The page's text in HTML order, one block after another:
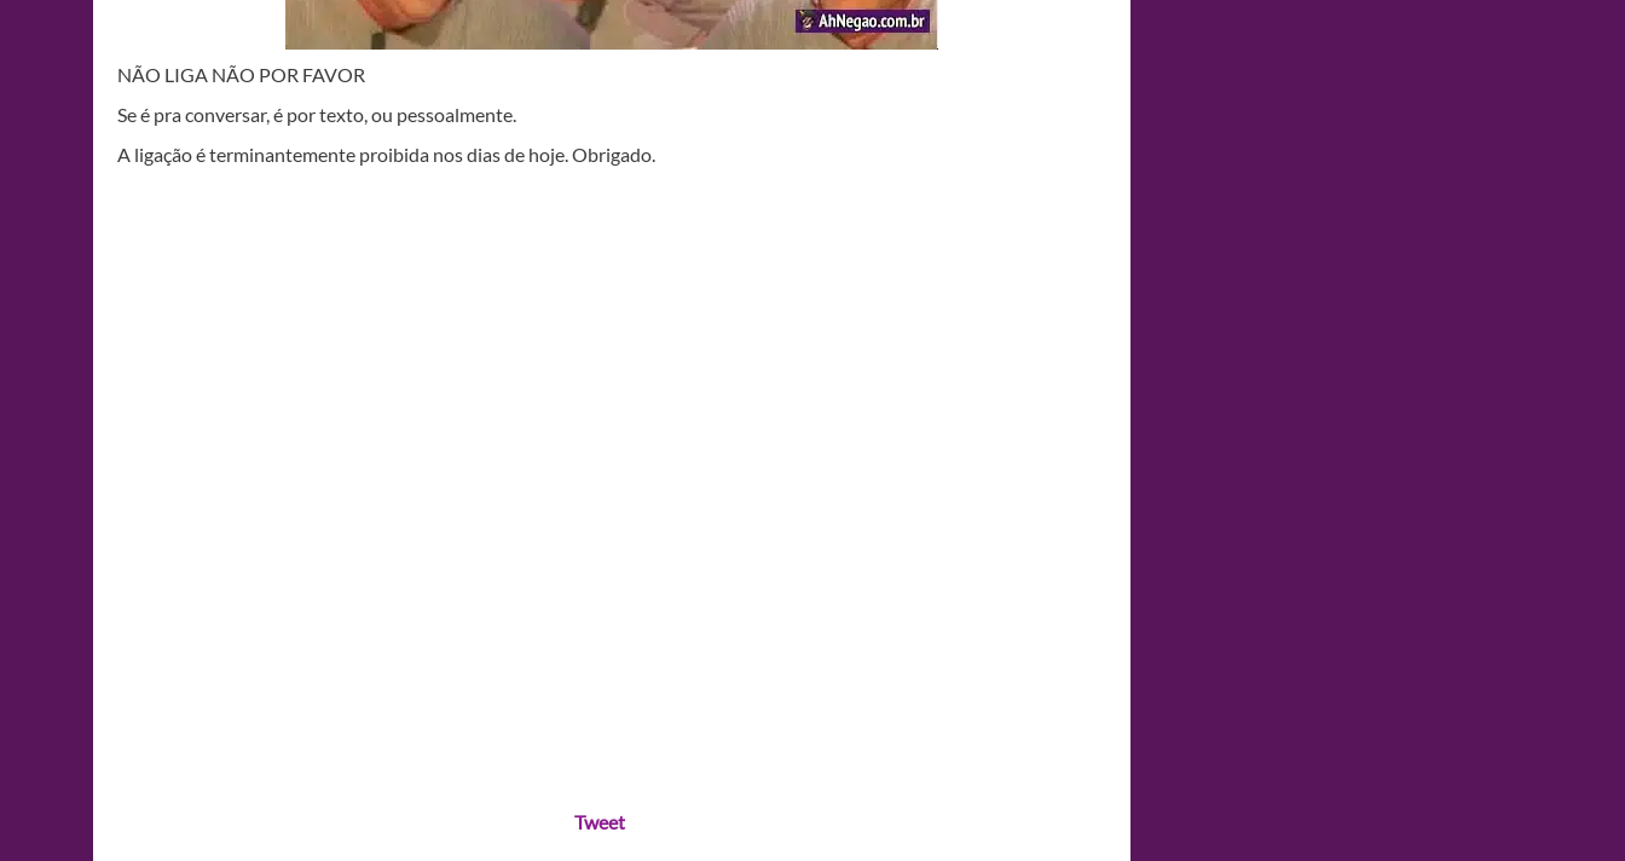
NÃO LIGA NÃO POR FAVOR
Se é pra conversar, é por texto, ou pessoalmente.
A ligação é terminantemente proibida nos dias de hoje. Obrigado.
Tweet